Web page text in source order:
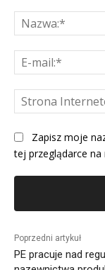
Zapisz moje
tej przeglądarce
Poprzedni artykuł
PE pracuje nad